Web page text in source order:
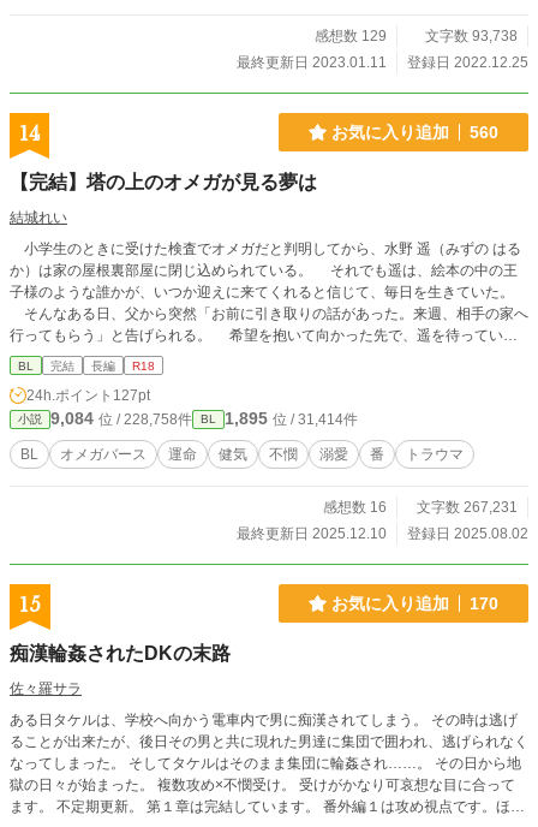
未読の方は一読された方が、殿下の不憫さがより伝わるような気がしていま
感想数 129
文字数 93,738
最終更新日 2023.01.11
登録日 2022.12.25
14 お気に入り追加 560
【完結】塔の上のオメガが見る夢は
結城れい
小学生のときに受けた検査でオメガだと判明してから、水野 遥（みずの はる
か）は家の屋根裏部屋に閉じ込められている。 それでも遥は、絵本の中の王
子様のような誰かが、いつか迎えに来てくれると信じて、毎日を生きていた。
そんなある日、父から突然「お前に引き取りの話があった。来週、相手の家へ
行ってもらう」と告げられる。 希望を抱いて向かった先で、遥を待っていた
のは――これまで以上の地獄だった。 オメガが虐げられる世界で、傷つきな
がらも懸命に生きてきた遥が、救い出され、愛され、幸せになるお話です。
溺愛アルファ × 不憫オメガ ※前半は無理やりな描写や暴力的な表現が続きま
す。苦手な方はご注意ください ※基本的に、毎日20時に更新していきます（変
更がある場合はXでお知らせします） ※他サイトにも掲載しています
BL 完結 長編 R18
24h.ポイント 127pt
小説 9,084 位 / 228,758件 BL 1,895 位 / 31,414件
BL オメガバース 運命 健気 不憫 溺愛 番 トラウマ
感想数 16
文字数 267,231
最終更新日 2025.12.10
登録日 2025.08.02
15 お気に入り追加 170
痴漢輪姦されたDKの末路
佐々羅サラ
ある日タケルは、学校へ向かう電車内で男に痴漢されてしまう。 その時は逃げ
ることが出来たが、後日その男と共に現れた男達に集団で囲われ、逃げられなく
なってしまった。 そしてタケルはそのまま集団に輪姦され……。 その日から地
獄の日々が始まった。 複数攻め×不憫受け。 受けがかなり可哀想な目に合って
ます。 不定期更新。 第１章は完結しています。 番外編１は攻め視点です。ほぼ